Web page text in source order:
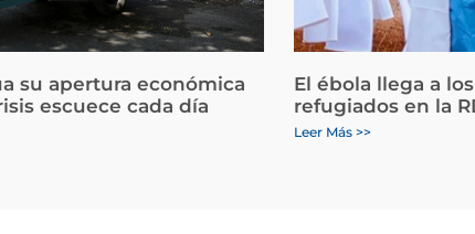
su apertura económica
escuece cada día
El ébola llega a
refugiados en la
Leer Más >>